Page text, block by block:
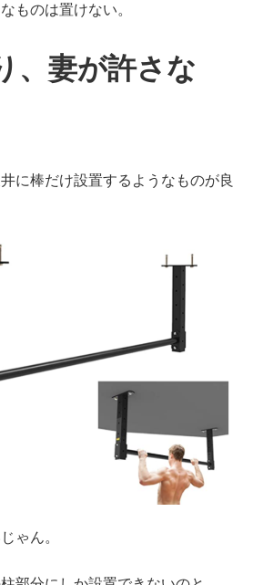
ものは置けない。
、妻が許さな
に棒だけ設置するようなものが良
ゃん。